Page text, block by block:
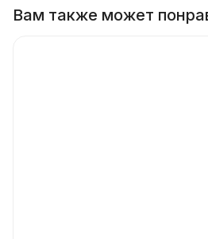
Вам также может